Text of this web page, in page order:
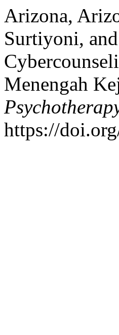
Arizona,
Surtiyoni,
Menengah
https://